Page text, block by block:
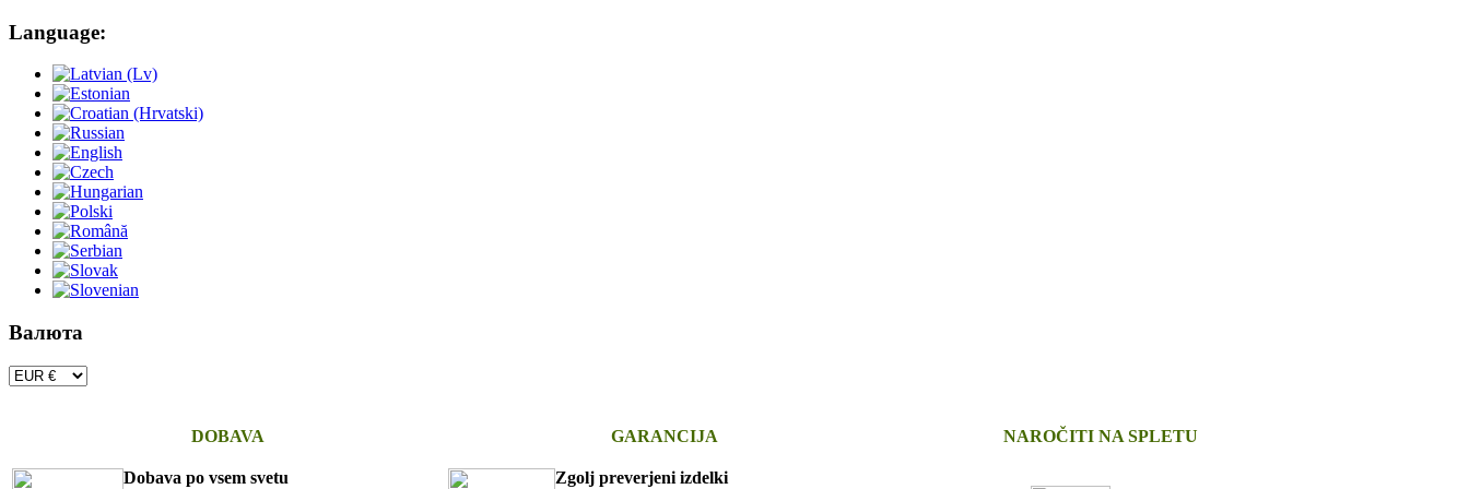
Language:
Валюта
DOBAVA GARANCIJA NAROČITI NA SPLETU
Dobava po vsem svetu Zgolj preverjeni izdelki